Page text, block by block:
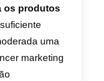
com o
ter uma
com ele.